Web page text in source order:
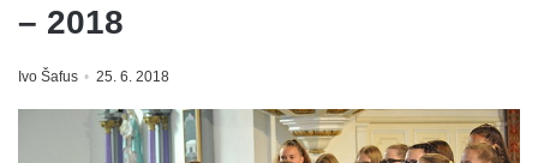
– 2018
Ivo Šafus 25. 6. 2018